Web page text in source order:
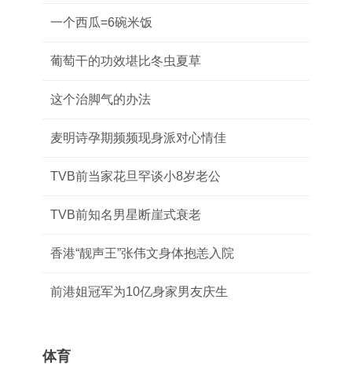
一个西瓜=6碗米饭
葡萄干的功效堪比冬虫夏草
这个治脚气的办法
麦明诗孕期频频现身派对心情佳
TVB前当家花旦罕谈小8岁老公
TVB前知名男星断崖式衰老
香港“靓声王”张伟文身体抱恙入院
前港姐冠军为10亿身家男友庆生
体育